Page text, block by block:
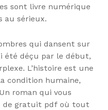
sont livre numérique
au sérieux.
qui dansent sur
été déçu par le début,
L’histoire est une
condition humaine,
roman qui vous
de gratuit pdf où tout